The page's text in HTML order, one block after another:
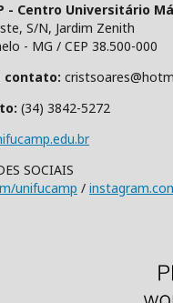
- Centro Universitário
S/N, Jardim Zenith
- MG / CEP 38.500-000
contato:
(34) 3842-5272
SOCIAIS
unifucamp /